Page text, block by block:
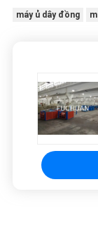
máy ủ dây đồng